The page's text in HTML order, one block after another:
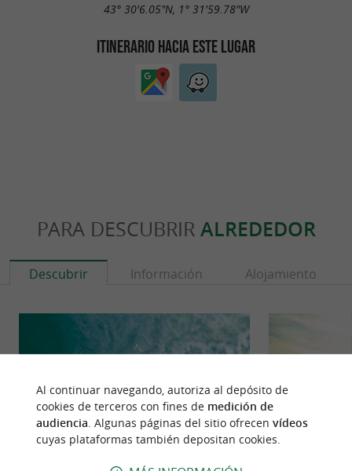
43° 30'6.05"N, 1° 31'59.78"W
ITINERARIO HACIA ESTE LUGAR
PARA DESCUBRIR ALREDEDOR
Descubrir Información Alojamiento
Al continuar navegando, autoriza al depósito de
cookies de terceros con fines de medición de
audiencia. Algunas páginas del sitio ofrecen vídeos
cuyas plataformas también depositan cookies.